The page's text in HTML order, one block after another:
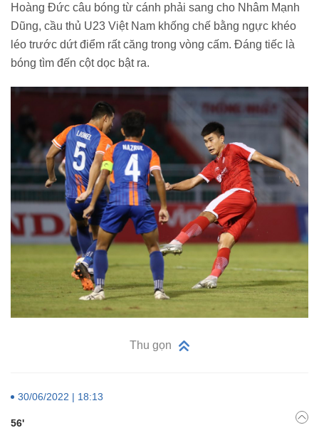
Hoàng Đức câu bóng từ cánh phải sang cho Nhâm Mạnh
Dũng, cầu thủ U23 Việt Nam khống chế bằng ngực khéo
léo trước dứt điểm rất căng trong vòng cấm. Đáng tiếc là
bóng tìm đến cột dọc bật ra.
Thu gọn
30/06/2022 | 18:13
56'